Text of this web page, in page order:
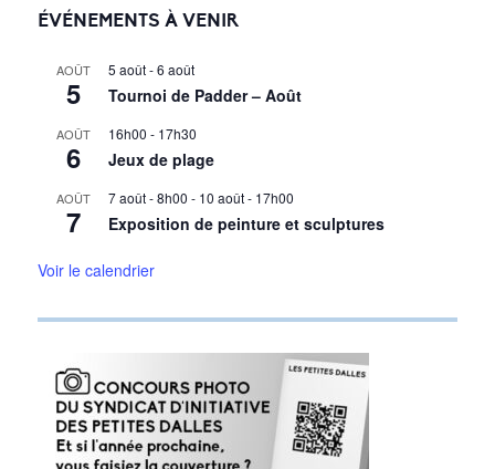
ÉVÉNEMENTS À VENIR
AOÛT
5
5 août-6 août
Tournoi de Padder – Août
AOÛT
6
16h00 - 17h30
Jeux de plage
AOÛT
7
7 août - 8h00 - 10 août - 17h00
Exposition de peinture et sculptures
Voir le calendrier